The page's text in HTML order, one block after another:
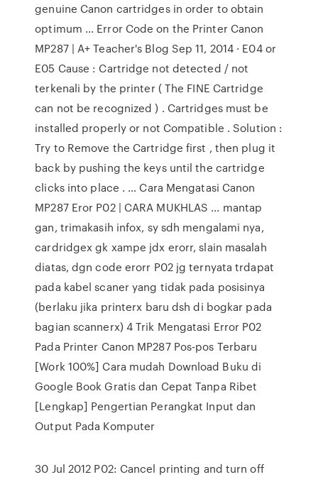
genuine Canon cartridges in order to obtain
optimum … Error Code on the Printer Canon
MP287 | A+ Teacher's Blog Sep 11, 2014 · E04 or
E05 Cause : Cartridge not detected / not
terkenali by the printer ( The FINE Cartridge
can not be recognized ) . Cartridges must be
installed properly or not Compatible . Solution :
Try to Remove the Cartridge first , then plug it
back by pushing the keys until the cartridge
clicks into place . … Cara Mengatasi Canon
MP287 Eror P02 | CARA MUKHLAS ... mantap
gan, trimakasih infox, sy sdh mengalami nya,
cardridgex gk xampe jdx erorr, slain masalah
diatas, dgn code erorr P02 jg ternyata trdapat
pada kabel scaner yang tidak pada posisinya
(berlaku jika printerx baru dsh di bogkar pada
bagian scannerx) 4 Trik Mengatasi Error P02
Pada Printer Canon MP287 Pos-pos Terbaru
[Work 100%] Cara mudah Download Buku di
Google Book Gratis dan Cepat Tanpa Ribet
[Lengkap] Pengertian Perangkat Input dan
Output Pada Komputer
30 Jul 2012 P02: Cancel printing and turn off